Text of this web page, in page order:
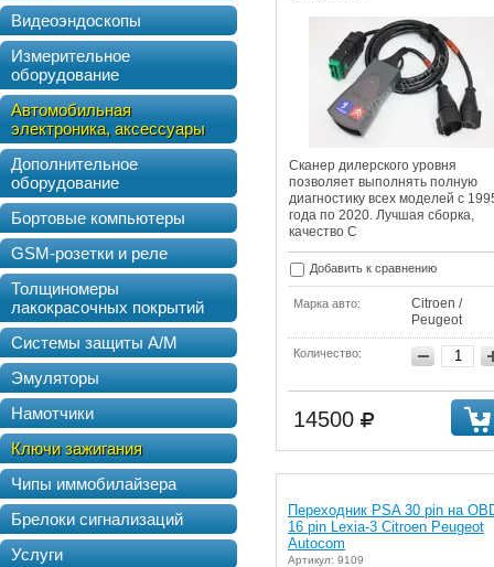
Видеоэндоскопы
Измерительное
оборудование
Автомобильная
электроника, аксессуары
Дополнительное
оборудование
Бортовые компьютеры
GSM-розетки и реле
Толщиномеры
лакокрасочных покрытий
Системы защиты А/М
Эмуляторы
Намотчики
Ключи зажигания
Чипы иммобилайзера
Брелоки сигнализаций
Услуги
Сканер дилерского уровня
позволяет выполнять полную
диагностику всех моделей с
года по 2020. Лучшая сборка,
качество С
Добавить к сравнению
Марка авто:
Citroen /
Peugeot
Количество:
14500
Переходник PSA 30 pin на
16 pin Lexia-3 Citroen Peugeot
Autocom
Артикул: 9109